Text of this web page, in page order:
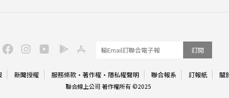
訂閱
新聞授權 服務條款 · 著作權 · 隱私權聲明 聯合報系 訂報紙 關
聯合線上公司 著作權所有 ©2025